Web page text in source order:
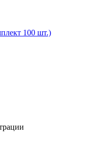
100 шт.)